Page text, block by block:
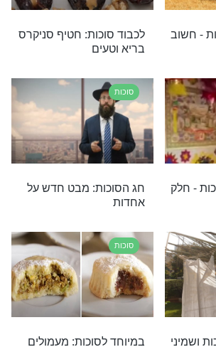
סוכות
סגולה נפלאה לשמירה והגנה
שאפשר לקיים בסוכות